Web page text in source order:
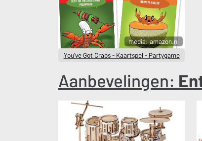
media: amazon.nl
You've Got Crabs - Kaartspel - Partygame
Aanbevelingen: